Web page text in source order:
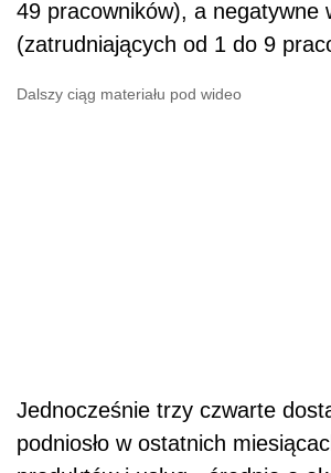
49 pracowników), a negatywne
(zatrudniających od 1 do 9
Dalszy ciąg materiału pod wideo
Jednocześnie trzy czwarte
podniosło w ostatnich